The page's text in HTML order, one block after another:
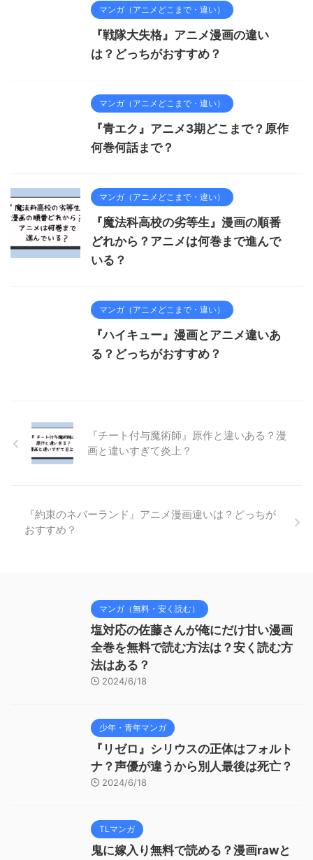
マンガ（アニメどこまで・違い）
『戦隊大失格』アニメ漫画の違い
は？どっちがおすすめ？
マンガ（アニメどこまで・違い）
『青エク』アニメ3期どこまで？原作
何巻何話まで？
マンガ（アニメどこまで・違い）
『魔法科高校の劣等生』漫画の順番
どれから？アニメは何巻まで進んで
いる？
マンガ（アニメどこまで・違い）
『ハイキュー』漫画とアニメ違いあ
る？どっちがおすすめ？
『チート付与魔術師』原作と違いある？漫
画と違いすぎて炎上？
『約束のネバーランド』アニメ漫画違いは？どっちが
おすすめ？
マンガ（無料・安く読む）
塩対応の佐藤さんが俺にだけ甘い漫画
全巻を無料で読む方法は？安く読む方
法はある？
2024/6/18
少年・青年マンガ
『リゼロ』シリウスの正体はフォルト
ナ？声優が違うから別人最後は死亡？
2024/6/18
TLマンガ
鬼に嫁入り無料で読める？漫画rawと